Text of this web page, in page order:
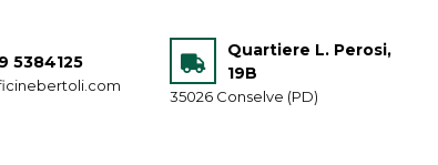
5384125
Quartiere L. Perosi,
19B
35026 Conselve (PD)